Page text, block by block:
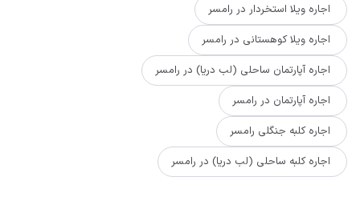
اجاره ویلا استخردار در رامسر
اجاره ویلا کوهستانی در رامسر
اجاره آپارتمان ساحلی (لب دریا) در رامسر
اجاره آپارتمان در رامسر
اجاره کلبه جنگلی رامسر
اجاره کلبه ساحلی (لب دریا) در رامسر